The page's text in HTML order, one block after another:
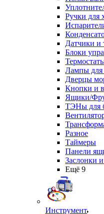
Ручки для
Датчики и
Блоки
Лампы для
Дверцы
Кнопки и
Ящики/
ТЭНы для
Разное
Таймеры
Панели
Заслонки
Ещё 9
Инструмент